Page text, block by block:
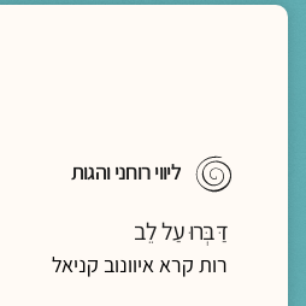
ליווי רוחני והגות
דַּבְּרוּ עַל לֵב
רות קרא איוונוב קניאל